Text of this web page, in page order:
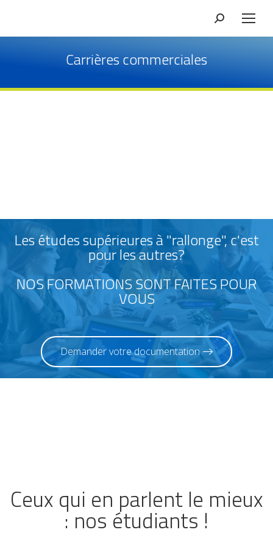
Carrières commerciales
Les études supérieures à "rallonge", c'est
pour les autres?
NOS FORMATIONS SONT FAITES POUR
VOUS
Demander votre documentation
Ceux qui en parlent le mieux
: nos étudiants !